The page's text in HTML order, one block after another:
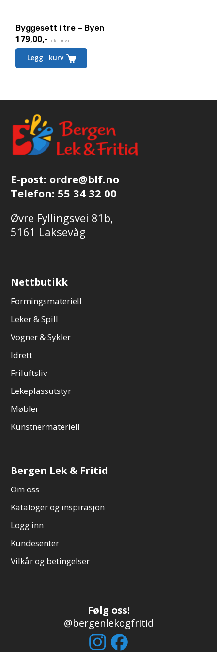
Byggesett i tre – Byen
179,00,-
Nåværende
pris
eks. mva.
Legg i kurv
E-post: ordre@blf.no
Telefon: 55 34 32 00
Øvre Fyllingsvei 81b,
5161 Laksevåg
Nettbutikk
Formingsmateriell
Leker & Spill
Vogner & Sykler
Idrett
Friluftsliv
Lekeplassutstyr
Møbler
Kunstnermateriell
Bergen Lek & Fritid
Om oss
Kataloger og inspirasjon
Logg inn
Kundesenter
Vilkår og betingelser
Følg oss!
@bergenlekogfritid